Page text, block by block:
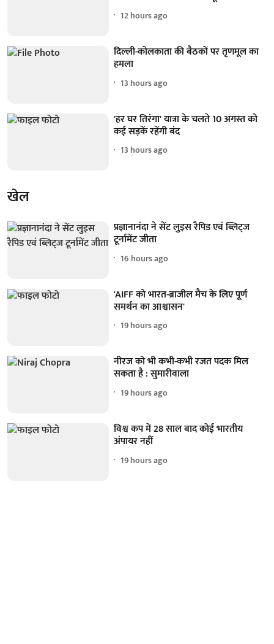
12 hours ago
दिल्ली-कोलकाता की बैठकों पर तृणमूल का
हमला
13 hours ago
'हर घर तिरंगा' यात्रा के चलते 10 अगस्त को
कई सड़कें रहेंगी बंद
13 hours ago
खेल
प्रज्ञानानंदा ने सेंट लुइस रैपिड एवं ब्लिट्ज
टूर्नामेंट जीता
16 hours ago
'AIFF को भारत-ब्राजील मैच के लिए पूर्ण
समर्थन का आश्वासन'
19 hours ago
नीरज को भी कभी-कभी रजत पदक मिल
सकता है : सुमारीवाला
19 hours ago
विश्व कप में 28 साल बाद कोई भारतीय
अंपायर नहीं
19 hours ago